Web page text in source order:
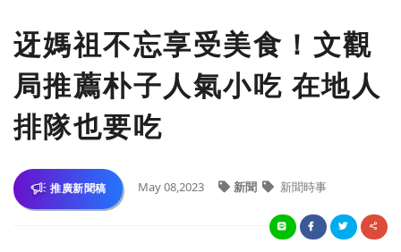
迓媽祖不忘享受美食！文觀
局推薦朴子人氣小吃 在地人
排隊也要吃
推廣新聞稿 May 08,2023 新聞 新聞時事